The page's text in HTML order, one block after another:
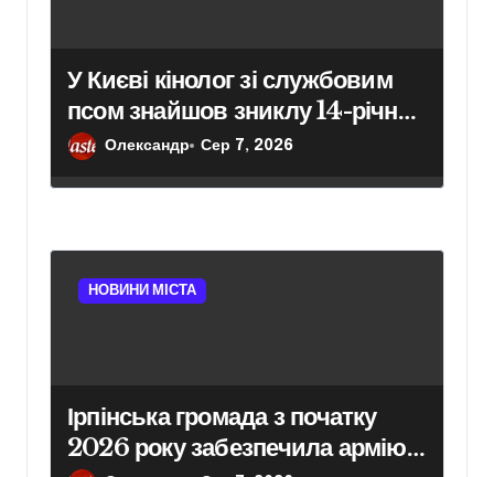
У Києві кінолог зі службовим
псом знайшов зниклу 14-річну
школярку
Олександр Сер 7, 2026
НОВИНИ МІСТА
Ірпінська громада з початку
2026 року забезпечила армію